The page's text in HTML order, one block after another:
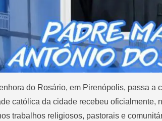
do Rosário, em Pirenópolis, passa a
católica da cidade recebeu oficialmente,
trabalhos religiosos, pastorais e